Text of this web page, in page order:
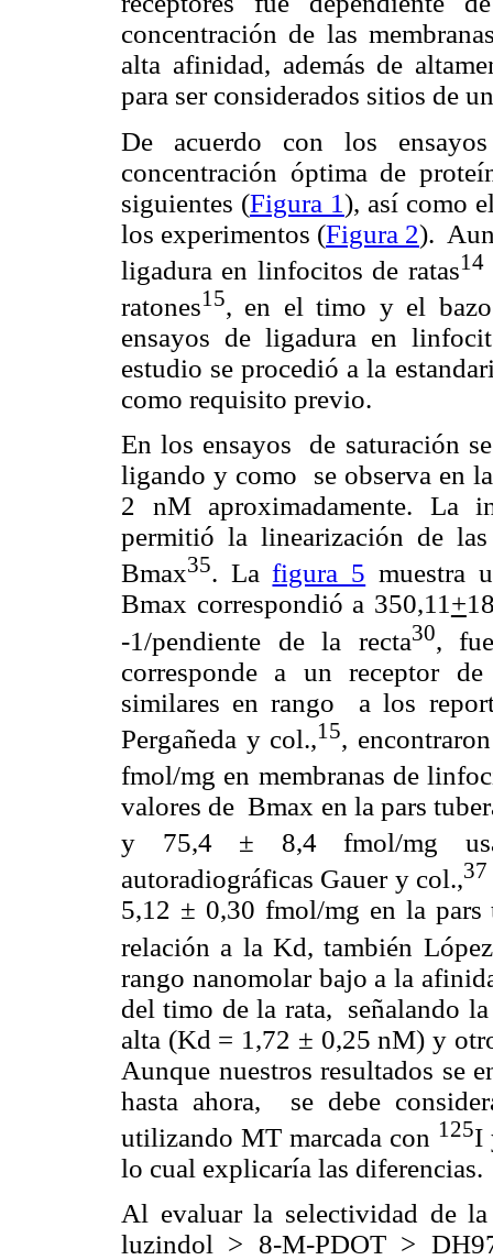
concentración de las
alta afinidad, además de
para ser considerados sitios de
De acuerdo con los
concentración óptima de
siguientes (Figura 1), así como
los experimentos (Figura 2).
ligadura en linfocitos de ratas14
ratones15, en el timo y el bazo
ensayos de ligadura en
estudio se procedió a la
como requisito previo.
En los ensayos
de saturación
ligando y como
se observa en
2 nM aproximadamente. La
permitió la linearización de
Bmax35. Lafigura 5 muestra
Bmax correspondió a 350,11 +
-1/pendiente de la recta30,
corresponde a un receptor
similares en rango
a los
Pergañeda y col.,15,
fmol/mg en membranas de
valores de Bmax en la pars
y 75,4 ± 8,4 fmol/mg
autoradiográficas Gauer y col.,37
5,12 ± 0,30 fmol/mg en la pars
relación a la Kd, también
rango nanomolar bajo a la
del timo de la rata, señalando
alta (Kd = 1,72 ± 0,25 nM) y
Aunque nuestros resultados se
hasta ahora,
se debe
utilizando MT marcada con 125I
lo cual explicaría las diferencias.
Al evaluar la selectividad de
luzindol > 8-M-PDOT >